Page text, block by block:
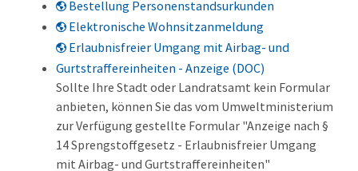
Bestellung Personenstandsurkunden
Elektronische Wohnsitzanmeldung
Erlaubnisfreier Umgang mit Airbag- und
Gurtstraffereinheiten - Anzeige (DOC)
Sollte Ihre Stadt oder Landratsamt kein Formular
anbieten, können Sie das vom Umweltministerium
zur Verfügung gestellte Formular "Anzeige nach §
14 Sprengstoffgesetz - Erlaubnisfreier Umgang
mit Airbag- und Gurtstraffereinheiten"